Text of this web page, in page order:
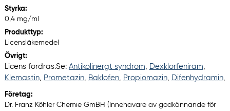
Styrka:
0,4 mg/ml
Produkttyp:
Licensläkemedel
Övrigt:
Licens fordras.Se: Antikolinergt syndrom, Dexklorfeniram,
Klemastin, Prometazin, Baklofen, Propiomazin, Difenhydramin,
Företag:
Dr. Franz Köhler Chemie GmBH (Innehavare av godkännande för